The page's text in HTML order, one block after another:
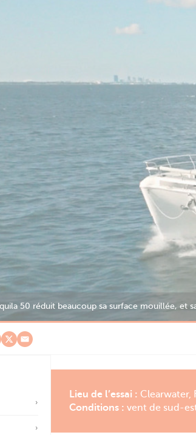
par le cabinet J&J Design, et marque une
sur l’avant.
Lieu de l’essai : Clearwater,
Conditions : vent de sud-